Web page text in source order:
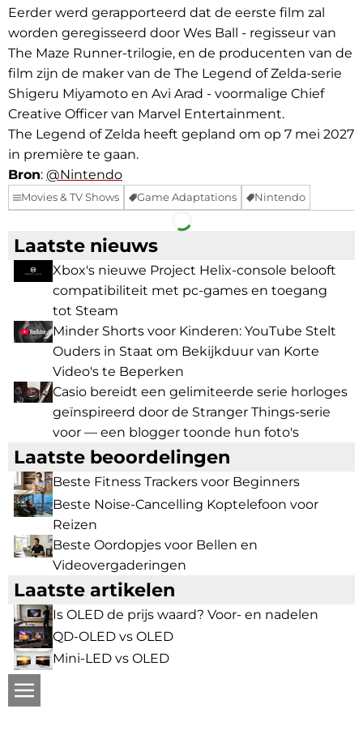
Eerder werd gerapporteerd dat de eerste film zal
worden geregisseerd door Wes Ball - regisseur van
The Maze Runner-trilogie, en de producenten van de
film zijn de maker van de The Legend of Zelda-serie
Shigeru Miyamoto en Avi Arad - voormalige Chief
Creative Officer van Marvel Entertainment.
The Legend of Zelda heeft gepland om op 7 mei 2027
in première te gaan.
Bron: @Nintendo
Movies & TV Shows Game Adaptations Nintendo
Facebook Telegram
Laatste nieuws
Xbox's nieuwe Project Helix-console belooft
compatibiliteit met pc-games en toegang
tot Steam
Minder Shorts voor Kinderen: YouTube Stelt
Ouders in Staat om Bekijkduur van Korte
Video's te Beperken
Casio bereidt een gelimiteerde serie horloges
geïnspireerd door de Stranger Things-serie
voor — een blogger toonde hun foto's
Laatste beoordelingen
Beste Fitness Trackers voor Beginners
Beste Noise-Cancelling Koptelefoon voor
Reizen
Beste Oordopjes voor Bellen en
Videovergaderingen
Laatste artikelen
Is OLED de prijs waard? Voor- en nadelen
QD-OLED vs OLED
Mini-LED vs OLED